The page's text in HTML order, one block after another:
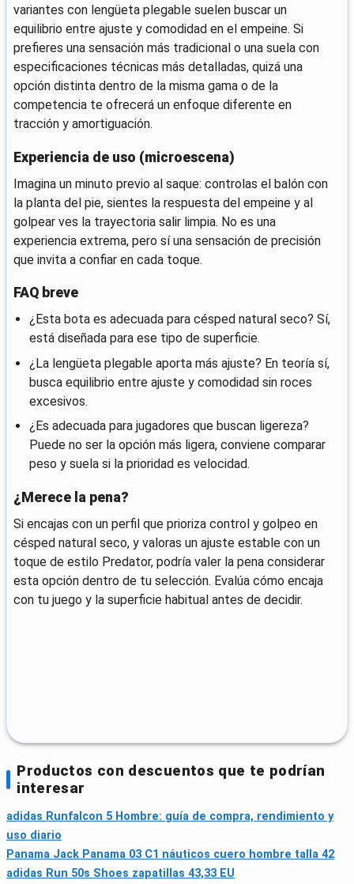
variantes con lengüeta plegable suelen buscar un
equilibrio entre ajuste y comodidad en el empeine. Si
prefieres una sensación más tradicional o una suela con
especificaciones técnicas más detalladas, quizá una
opción distinta dentro de la misma gama o de la
competencia te ofrecerá un enfoque diferente en
tracción y amortiguación.
Experiencia de uso (microescena)
Imagina un minuto previo al saque: controlas el balón con
la planta del pie, sientes la respuesta del empeine y al
golpear ves la trayectoria salir limpia. No es una
experiencia extrema, pero sí una sensación de precisión
que invita a confiar en cada toque.
FAQ breve
¿Esta bota es adecuada para césped natural seco? Sí,
está diseñada para ese tipo de superficie.
¿La lengüeta plegable aporta más ajuste? En teoría sí,
busca equilibrio entre ajuste y comodidad sin roces
excesivos.
¿Es adecuada para jugadores que buscan ligereza?
Puede no ser la opción más ligera, conviene comparar
peso y suela si la prioridad es velocidad.
¿Merece la pena?
Si encajas con un perfil que prioriza control y golpeo en
césped natural seco, y valoras un ajuste estable con un
toque de estilo Predator, podría valer la pena considerar
esta opción dentro de tu selección. Evalúa cómo encaja
con tu juego y la superficie habitual antes de decidir.
Productos con descuentos que te podrían
interesar
adidas Runfalcon 5 Hombre: guía de compra, rendimiento y
uso diario
Panama Jack Panama 03 C1 náuticos cuero hombre talla 42
adidas Run 50s Shoes zapatillas 43,33 EU